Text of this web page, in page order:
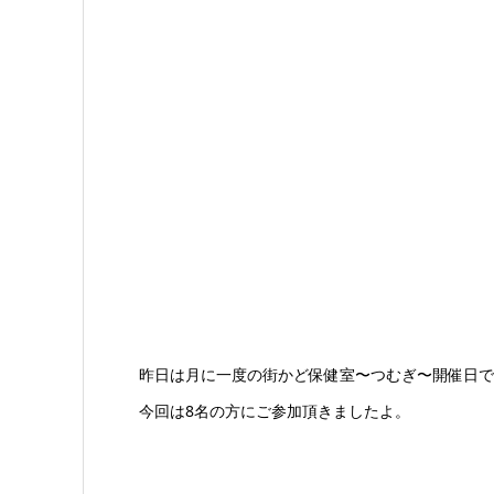
昨日は月に一度の街かど保健室〜つむぎ〜開催日
今回は8名の方にご参加頂きましたよ。